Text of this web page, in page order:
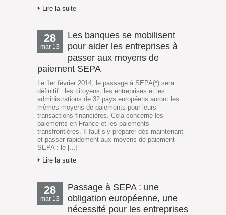
Lire la suite
28
mar 13
Les banques se mobilisent
pour aider les entreprises à
passer aux moyens de
paiement SEPA
Le 1er février 2014, le passage à SEPA(*) sera
définitif : les citoyens, les entreprises et les
administrations de 32 pays européens auront les
mêmes moyens de paiements pour leurs
transactions financières. Cela concerne les
paiements en France et les paiements
transfrontières. Il faut s’y préparer dès maintenant
et passer rapidement aux moyens de paiement
SEPA : le [...]
Lire la suite
28
mar 13
Passage à SEPA : une
obligation européenne, une
nécessité pour les entreprises